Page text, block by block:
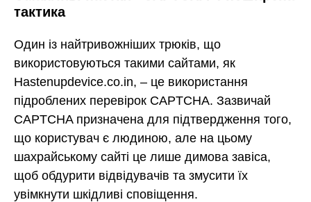
тактика
Один із найтривожніших трюків, що
використовуються такими сайтами, як
Hastenupdevice.co.in, – це використання
підроблених перевірок CAPTCHA. Зазвичай
CAPTCHA призначена для підтвердження того,
що користувач є людиною, але на цьому
шахрайському сайті це лише димова завіса,
щоб обдурити відвідувачів та змусити їх
увімкнути шкідливі сповіщення.